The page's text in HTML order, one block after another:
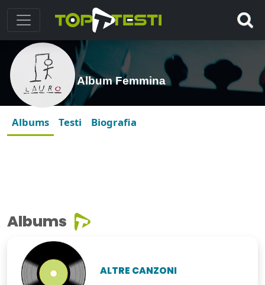
Album Femmina
Albums Testi Biografia
Albums
ALTRE CANZONI